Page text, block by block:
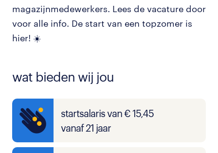
magazijnmedewerkers. Lees de vacature door
voor alle info. De start van een topzomer is
hier! ☀️
wat bieden wij jou
startsalaris van € 15,45
vanaf 21 jaar